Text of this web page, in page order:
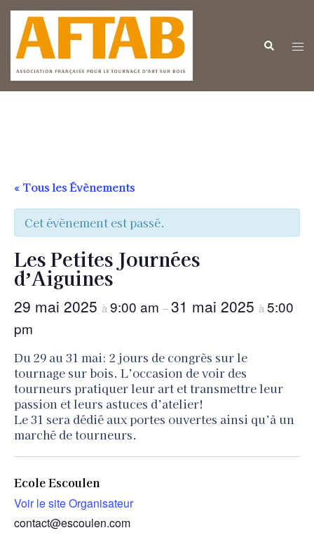
Aller
contenu
« Tous les Évènements
Cet évènement est passé.
Les Petites Journées
d’Aiguines
29 mai 2025 à 9:00 am –31 mai 2025 à 5:00
pm
Du 29 au 31 mai: 2 jours de congrès sur le
tournage sur bois. L’occasion de voir des
tourneurs pratiquer leur art et transmettre leur
passion et leurs astuces d’atelier!
Le 31 sera dédié aux portes ouvertes ainsi qu’à un
marché de tourneurs.
Ecole Escoulen
Voir le site Organisateur
contact@escoulen.com